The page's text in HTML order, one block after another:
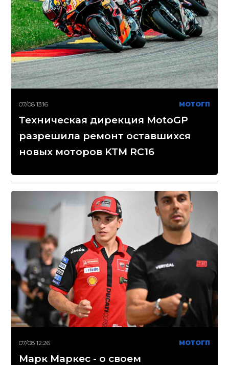
07/08 13:16 МОТОГП
Техническая дирекция MotoGP
разрешила ремонт оставшихся
новых моторов KTM RC16
07/08 12:26 МОТОГП
Марк Маркес - о своем